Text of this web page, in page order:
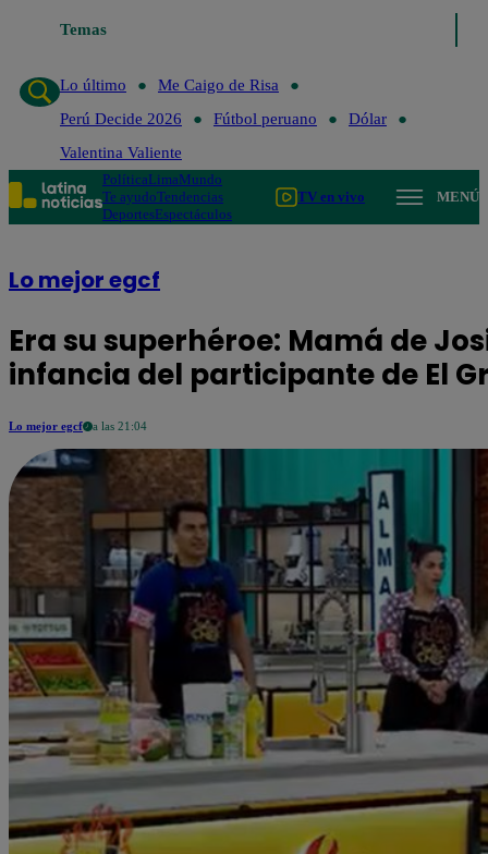
Temas
Lo último
Me Caigo de Risa
Perú Decide 2026
Fútbol peruano
Dólar
Valentina Valiente
PolíticaLimaMundo
Te ayudoTendencias
DeportesEspectáculos
TV en vivo MENÚ
Lo mejor egcf
Era su superhéroe: Mamá de
infancia del participante de El
Lo mejor egcf a las 21:04